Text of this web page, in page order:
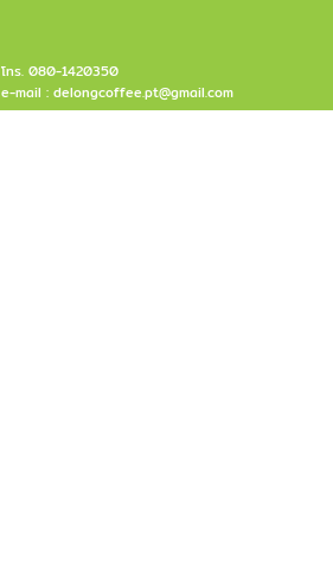
โทร. 080-1420350
e-mail : delongcoffee.pt@gmail.com